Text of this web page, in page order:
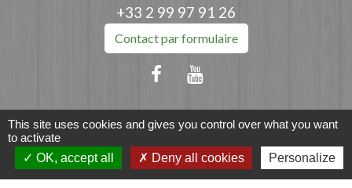
+33 2 99 97 91 26
Contact par formulaire
Liens
Fougères Agglomération
This site uses cookies and gives you control over what you want
to activate
OK, accept all
Deny all cookies Personalize